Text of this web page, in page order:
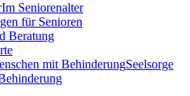
Im Seniorenalter
für Senioren
Beratung
Seelsorge